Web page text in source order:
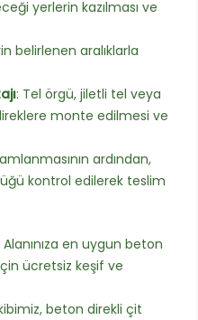
yerlerin kazılması ve
belirlenen aralıklarla
: Tel örgü, jiletli tel veya
monte edilmesi ve
ardından,
kontrol edilerek teslim
Alanınıza en uygun beton
ücretsiz keşif ve
beton direkli çit